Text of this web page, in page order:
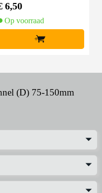
6,50
Op voorraad
+
(D) 75-150mm